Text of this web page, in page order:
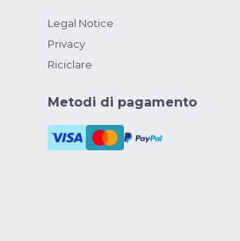
Legal Notice
Privacy
Riciclare
Metodi di pagamento